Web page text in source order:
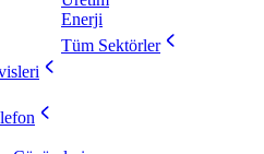
Enerji
Tüm Sektörler